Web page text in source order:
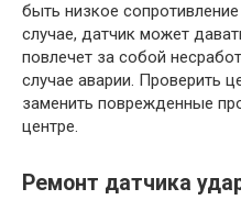
быть низкое
случае, датчик может
повлечет за собой
случае аварии. Проверить
заменить поврежденные
центре.
Ремонт датчика